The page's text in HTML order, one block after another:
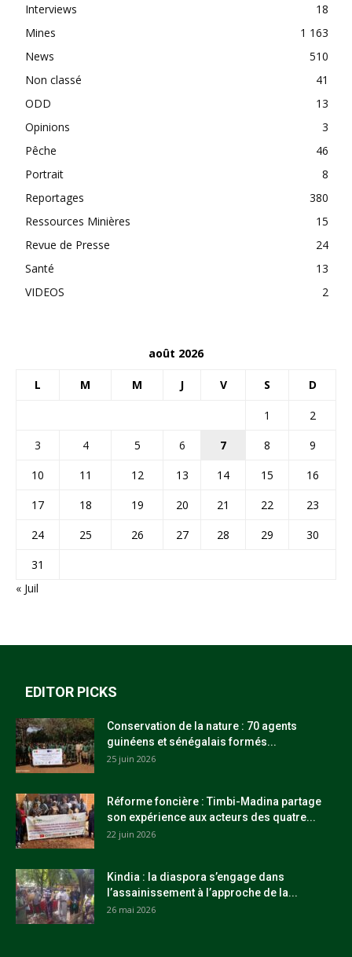
Interviews
18
Mines
1 163
News
510
Non classé
41
ODD
13
Opinions
3
Pêche
46
Portrait
8
Reportages
380
Ressources Minières
15
Revue de Presse
24
Santé
13
VIDEOS
2
août 2026
L M M J V S D
1
2
3
4 5 6 7 8
9
10
11 12 13 14 15
16
17
18 19 20 21 22
23
24
25 26 27 28 29
30
31
« Juil
EDITOR PICKS
Conservation de la nature : 70 agents
guinéens et sénégalais formés...
25 juin 2026
Réforme foncière : Timbi-Madina partage
son expérience aux acteurs des quatre...
22 juin 2026
Kindia : la diaspora s’engage dans
l’assainissement à l’approche de la...
26 mai 2026